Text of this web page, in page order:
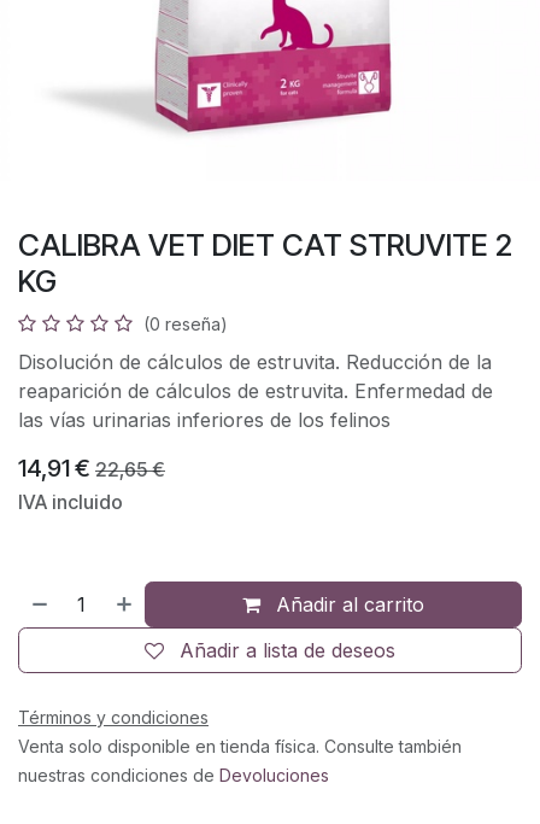
CALIBRA VET DIET CAT STRUVITE 2
KG
(0 reseña)
Disolución de cálculos de estruvita. Reducción de la
reaparición de cálculos de estruvita. Enfermedad de
las vías urinarias inferiores de los felinos
14,91€ 22,65€
IVA incluido
Añadir al carrito
Añadir a lista de deseos
Términos y condiciones
Venta solo disponible en tienda física. Consulte también
nuestras condiciones de Devoluciones